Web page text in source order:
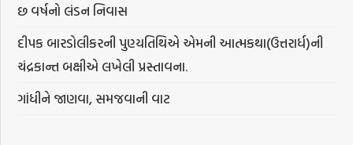
છ વર્ષનો લંડન નિવાસ
દીપક બારડોલીકરની પુણ્યતિથિએ એમની આત્મકથા(ઉત્તરાર્ધ)ની
ચંદ્રકાન્ત બક્ષીએ લખેલી પ્રસ્તાવના.
ગાંધીને જાણવા, સમજવાની વાટ